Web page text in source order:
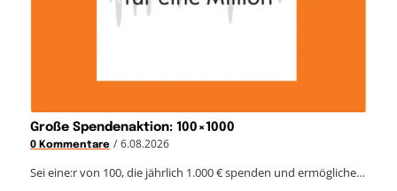
Große Spendenaktion: 100×1000
0 Kommentare / 6.08.2026
Sei eine:r von 100, die jährlich 1.000 € spenden und ermögliche…